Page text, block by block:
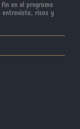
en el programa
entrevista, risas y